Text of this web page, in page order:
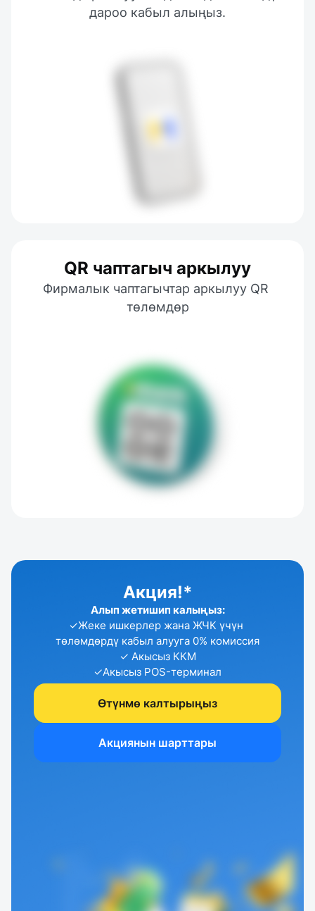
дароо кабыл алыңыз.
QR чаптагыч аркылуу
Фирмалык чаптагычтар аркылуу QR
төлөмдөр
Акция!*
Алып жетишип калыңыз:
✓Жеке ишкерлер жана ЖЧК үчүн
төлөмдөрдү кабыл алууга 0% комиссия
✓ Акысыз ККМ
✓Акысыз POS-терминал
Өтүнмө калтырыңыз
Акциянын шарттары